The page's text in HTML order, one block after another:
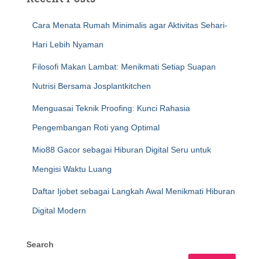
Cara Menata Rumah Minimalis agar Aktivitas Sehari-
Hari Lebih Nyaman
Filosofi Makan Lambat: Menikmati Setiap Suapan
Nutrisi Bersama Josplantkitchen
Menguasai Teknik Proofing: Kunci Rahasia
Pengembangan Roti yang Optimal
Mio88 Gacor sebagai Hiburan Digital Seru untuk
Mengisi Waktu Luang
Daftar Ijobet sebagai Langkah Awal Menikmati Hiburan
Digital Modern
Search